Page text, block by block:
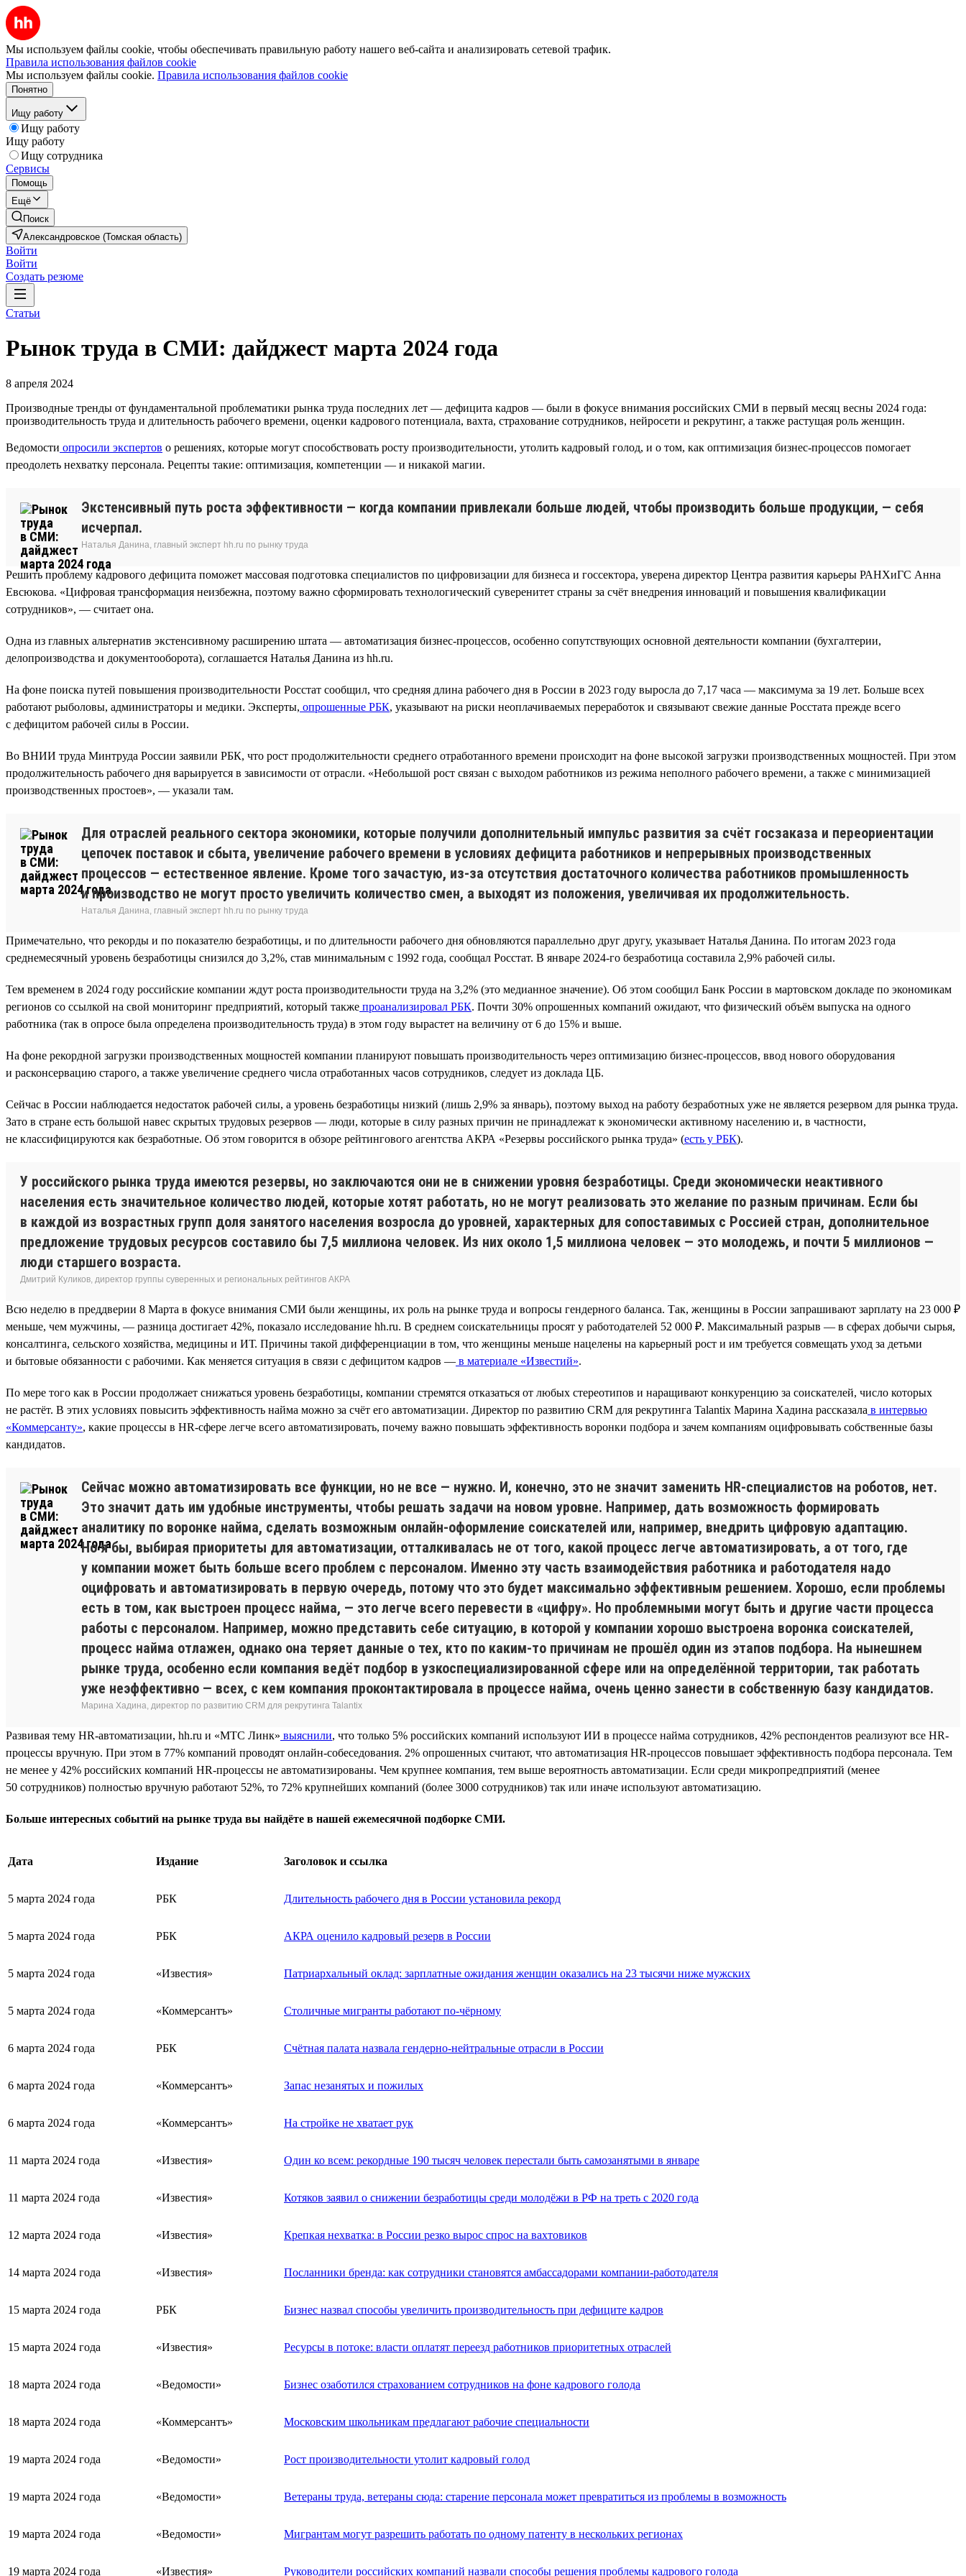
Мы используем файлы cookie, чтобы обеспечивать правильную работу нашего веб-сайта и анализировать сетевой трафик.
Правила использования файлов cookie
Мы используем файлы cookie. Правила использования файлов cookie
Понятно
Ищу работу
Ищу работу
Ищу работу
Ищу сотрудника
Сервисы
Помощь
Ещё
Поиск
Александровское (Томская область)
Войти
Войти
Создать резюме
Статьи
Рынок труда в СМИ: дайджест марта 2024 года
8 апреля 2024
Производные тренды от фундаментальной проблематики рынка труда последних лет — дефицита кадров — были в фокусе внимания российских СМИ в первый месяц весны 2024 года:
производительность труда и длительность рабочего времени, оценки кадрового потенциала, вахта, страхование сотрудников, нейросети и рекрутинг, а также растущая роль женщин.
Ведомости опросили экспертов о решениях, которые могут способствовать росту производительности, утолить кадровый голод, и о том, как оптимизация бизнес-процессов помогает
преодолеть нехватку персонала. Рецепты такие: оптимизация, компетенции — и никакой магии.
Экстенсивный путь роста эффективности — когда компании привлекали больше людей, чтобы производить больше продукции, — себя
исчерпал.
Наталья Данина, главный эксперт hh.ru по рынку труда
Решить проблему кадрового дефицита поможет массовая подготовка специалистов по цифровизации для бизнеса и госсектора, уверена директор Центра развития карьеры РАНХиГС Анна
Евсюкова. «Цифровая трансформация неизбежна, поэтому важно сформировать технологический суверенитет страны за счёт внедрения инноваций и повышения квалификации
сотрудников», — считает она.
Одна из главных альтернатив экстенсивному расширению штата — автоматизация бизнес-процессов, особенно сопутствующих основной деятельности компании (бухгалтерии,
делопроизводства и документооборота), соглашается Наталья Данина из hh.ru.
На фоне поиска путей повышения производительности Росстат сообщил, что средняя длина рабочего дня в России в 2023 году выросла до 7,17 часа — максимума за 19 лет. Больше всех
работают рыболовы, администраторы и медики. Эксперты, опрошенные РБК, указывают на риски неоплачиваемых переработок и связывают свежие данные Росстата прежде всего
с дефицитом рабочей силы в России.
Во ВНИИ труда Минтруда России заявили РБК, что рост продолжительности среднего отработанного времени происходит на фоне высокой загрузки производственных мощностей. При этом
продолжительность рабочего дня варьируется в зависимости от отрасли. «Небольшой рост связан с выходом работников из режима неполного рабочего времени, а также с минимизацией
производственных простоев», — указали там.
Для отраслей реального сектора экономики, которые получили дополнительный импульс развития за счёт госзаказа и переориентации
цепочек поставок и сбыта, увеличение рабочего времени в условиях дефицита работников и непрерывных производственных
процессов — естественное явление. Кроме того зачастую, из-за отсутствия достаточного количества работников промышленность
и производство не могут просто увеличить количество смен, а выходят из положения, увеличивая их продолжительность.
Наталья Данина, главный эксперт hh.ru по рынку труда
Примечательно, что рекорды и по показателю безработицы, и по длительности рабочего дня обновляются параллельно друг другу, указывает Наталья Данина. По итогам 2023 года
среднемесячный уровень безработицы снизился до 3,2%, став минимальным с 1992 года, сообщал Росстат. В январе 2024-го безработица составила 2,9% рабочей силы.
Тем временем в 2024 году российские компании ждут роста производительности труда на 3,2% (это медианное значение). Об этом сообщил Банк России в мартовском докладе по экономикам
регионов со ссылкой на свой мониторинг предприятий, который также проанализировал РБК. Почти 30% опрошенных компаний ожидают, что физический объём выпуска на одного
работника (так в опросе была определена производительность труда) в этом году вырастет на величину от 6 до 15% и выше.
На фоне рекордной загрузки производственных мощностей компании планируют повышать производительность через оптимизацию бизнес-процессов, ввод нового оборудования
и расконсервацию старого, а также увеличение среднего числа отработанных часов сотрудников, следует из доклада ЦБ.
Сейчас в России наблюдается недостаток рабочей силы, а уровень безработицы низкий (лишь 2,9% за январь), поэтому выход на работу безработных уже не является резервом для рынка труда.
Зато в стране есть большой навес скрытых трудовых резервов — люди, которые в силу разных причин не принадлежат к экономически активному населению и, в частности,
не классифицируются как безработные. Об этом говорится в обзоре рейтингового агентства АКРА «Резервы российского рынка труда» (есть у РБК).
У российского рынка труда имеются резервы, но заключаются они не в снижении уровня безработицы. Среди экономически неактивного
населения есть значительное количество людей, которые хотят работать, но не могут реализовать это желание по разным причинам. Если бы
в каждой из возрастных групп доля занятого населения возросла до уровней, характерных для сопоставимых с Россией стран, дополнительное
предложение трудовых ресурсов составило бы 7,5 миллиона человек. Из них около 1,5 миллиона человек — это молодежь, и почти 5 миллионов —
люди старшего возраста.
Дмитрий Куликов, директор группы суверенных и региональных рейтингов АКРА
Всю неделю в преддверии 8 Марта в фокусе внимания СМИ были женщины, их роль на рынке труда и вопросы гендерного баланса. Так, женщины в России запрашивают зарплату на 23 000 ₽
меньше, чем мужчины, — разница достигает 42%, показало исследование hh.ru. В среднем соискательницы просят у работодателей 52 000 ₽. Максимальный разрыв — в сферах добычи сырья,
консалтинга, сельского хозяйства, медицины и ИТ. Причины такой дифференциации в том, что женщины меньше нацелены на карьерный рост и им требуется совмещать уход за детьми
и бытовые обязанности с рабочими. Как меняется ситуация в связи с дефицитом кадров — в материале «Известий».
По мере того как в России продолжает снижаться уровень безработицы, компании стремятся отказаться от любых стереотипов и наращивают конкуренцию за соискателей, число которых
не растёт. В этих условиях повысить эффективность найма можно за счёт его автоматизации. Директор по развитию CRM для рекрутинга Talantix Марина Хадина рассказала в интервью
«Коммерсанту», какие процессы в HR-сфере легче всего автоматизировать, почему важно повышать эффективность воронки подбора и зачем компаниям оцифровывать собственные базы
кандидатов.
Сейчас можно автоматизировать все функции, но не все — нужно. И, конечно, это не значит заменить HR-специалистов на роботов, нет.
Это значит дать им удобные инструменты, чтобы решать задачи на новом уровне. Например, дать возможность формировать
аналитику по воронке найма, сделать возможным онлайн-оформление соискателей или, например, внедрить цифровую адаптацию.
Но я бы, выбирая приоритеты для автоматизации, отталкивалась не от того, какой процесс легче автоматизировать, а от того, где
у компании может быть больше всего проблем с персоналом. Именно эту часть взаимодействия работника и работодателя надо
оцифровать и автоматизировать в первую очередь, потому что это будет максимально эффективным решением. Хорошо, если проблемы
есть в том, как выстроен процесс найма, — это легче всего перевести в «цифру». Но проблемными могут быть и другие части процесса
работы с персоналом. Например, можно представить себе ситуацию, в которой у компании хорошо выстроена воронка соискателей,
процесс найма отлажен, однако она теряет данные о тех, кто по каким-то причинам не прошёл один из этапов подбора. На нынешнем
рынке труда, особенно если компания ведёт подбор в узкоспециализированной сфере или на определённой территории, так работать
уже неэффективно — всех, с кем компания проконтактировала в процессе найма, очень ценно занести в собственную базу кандидатов.
Марина Хадина, директор по развитию CRM для рекрутинга Talantix
Развивая тему HR-автоматизации, hh.ru и «МТС Линк» выяснили, что только 5% российских компаний используют ИИ в процессе найма сотрудников, 42% респондентов реализуют все HR-
процессы вручную. При этом в 77% компаний проводят онлайн-собеседования. 2% опрошенных считают, что автоматизация HR-процессов повышает эффективность подбора персонала. Тем
не менее у 42% российских компаний HR-процессы не автоматизированы. Чем крупнее компания, тем выше вероятность автоматизации. Если среди микропредприятий (менее
50 сотрудников) полностью вручную работают 52%, то 72% крупнейших компаний (более 3000 сотрудников) так или иначе используют автоматизацию.
Больше интересных событий на рынке труда вы найдёте в нашей ежемесячной подборке СМИ.
Дата Издание Заголовок и ссылка
5 марта 2024 года РБК Длительность рабочего дня в России установила рекорд
5 марта 2024 года РБК АКРА оценило кадровый резерв в России
5 марта 2024 года «Известия» Патриархальный оклад: зарплатные ожидания женщин оказались на 23 тысячи ниже мужских
5 марта 2024 года «Коммерсантъ» Столичные мигранты работают по-чёрному
6 марта 2024 года РБК Счётная палата назвала гендерно-нейтральные отрасли в России
6 марта 2024 года «Коммерсантъ» Запас незанятых и пожилых
6 марта 2024 года «Коммерсантъ» На стройке не хватает рук
11 марта 2024 года «Известия» Один ко всем: рекордные 190 тысяч человек перестали быть самозанятыми в январе
11 марта 2024 года «Известия» Котяков заявил о снижении безработицы среди молодёжи в РФ на треть с 2020 года
12 марта 2024 года «Известия» Крепкая нехватка: в России резко вырос спрос на вахтовиков
14 марта 2024 года «Известия» Посланники бренда: как сотрудники становятся амбассадорами компании-работодателя
15 марта 2024 года РБК Бизнес назвал способы увеличить производительность при дефиците кадров
15 марта 2024 года «Известия» Ресурсы в потоке: власти оплатят переезд работников приоритетных отраслей
18 марта 2024 года «Ведомости» Бизнес озаботился страхованием сотрудников на фоне кадрового голода
18 марта 2024 года «Коммерсантъ» Московским школьникам предлагают рабочие специальности
19 марта 2024 года «Ведомости» Рост производительности утолит кадровый голод
19 марта 2024 года «Ведомости» Ветераны труда, ветераны сюда: старение персонала может превратиться из проблемы в возможность
19 марта 2024 года «Ведомости» Мигрантам могут разрешить работать по одному патенту в нескольких регионах
19 марта 2024 года «Известия» Руководители российских компаний назвали способы решения проблемы кадрового голода